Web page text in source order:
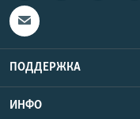
ПОДДЕРЖКА
ИНФО